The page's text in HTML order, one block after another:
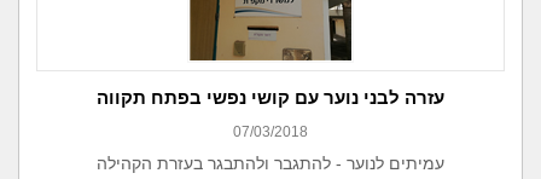
עזרה לבני נוער עם קושי נפשי בפתח תקווה
07/03/2018
עמיתים לנוער - להתגבר ולהתבגר בעזרת הקהילה